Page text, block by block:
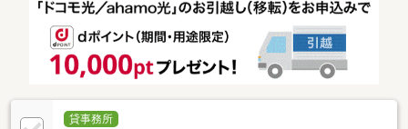
貸事務所